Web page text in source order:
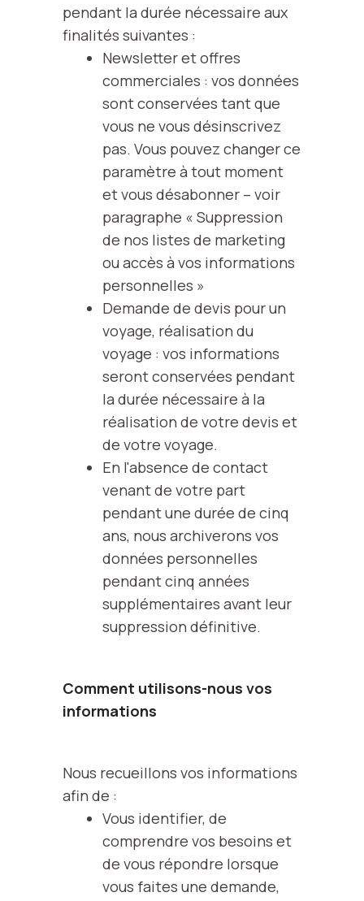
pendant la durée nécessaire aux
finalités suivantes :
Newsletter et offres
commerciales : vos données
sont conservées tant que
vous ne vous désinscrivez
pas. Vous pouvez changer ce
paramètre à tout moment
et vous désabonner – voir
paragraphe « Suppression
de nos listes de marketing
ou accès à vos informations
personnelles »
Demande de devis pour un
voyage, réalisation du
voyage : vos informations
seront conservées pendant
la durée nécessaire à la
réalisation de votre devis et
de votre voyage.
En l'absence de contact
venant de votre part
pendant une durée de cinq
ans, nous archiverons vos
données personnelles
pendant cinq années
supplémentaires avant leur
suppression définitive.
Comment utilisons-nous vos
informations
Nous recueillons vos informations
afin de :
Vous identifier, de
comprendre vos besoins et
de vous répondre lorsque
vous faites une demande,